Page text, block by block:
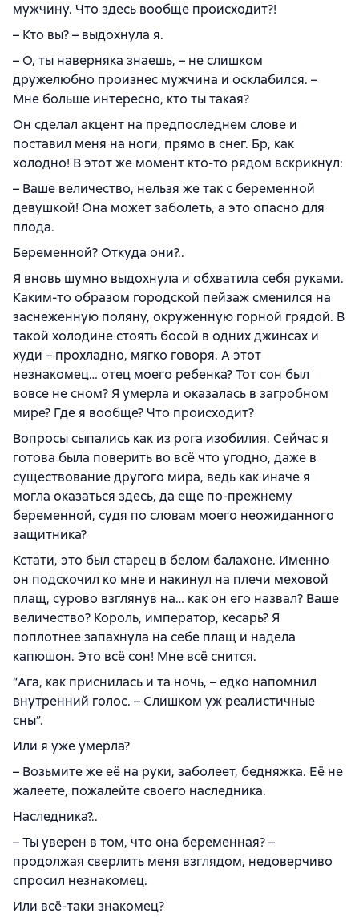
мужчину. Что здесь вообще происходит?!
– Кто вы? – выдохнула я.
– О, ты наверняка знаешь, – не слишком
дружелюбно произнес мужчина и осклабился. –
Мне больше интересно, кто ты такая?
Он сделал акцент на предпоследнем слове и
поставил меня на ноги, прямо в снег. Бр, как
холодно! В этот же момент кто-то рядом вскрикнул:
– Ваше величество, нельзя же так с беременной
девушкой! Она может заболеть, а это опасно для
плода.
Беременной? Откуда они?..
Я вновь шумно выдохнула и обхватила себя руками.
Каким-то образом городской пейзаж сменился на
заснеженную поляну, окруженную горной грядой. В
такой холодине стоять босой в одних джинсах и
худи – прохладно, мягко говоря. А этот
незнакомец… отец моего ребенка? Тот сон был
вовсе не сном? Я умерла и оказалась в загробном
мире? Где я вообще? Что происходит?
Вопросы сыпались как из рога изобилия. Сейчас я
готова была поверить во всё что угодно, даже в
существование другого мира, ведь как иначе я
могла оказаться здесь, да еще по-прежнему
беременной, судя по словам моего неожиданного
защитника?
Кстати, это был старец в белом балахоне. Именно
он подскочил ко мне и накинул на плечи меховой
плащ, сурово взглянув на… как он его назвал? Ваше
величество? Король, император, кесарь? Я
поплотнее запахнула на себе плащ и надела
капюшон. Это всё сон! Мне всё снится.
“Ага, как приснилась и та ночь, – едко напомнил
внутренний голос. – Слишком уж реалистичные
сны”.
Или я уже умерла?
– Возьмите же её на руки, заболеет, бедняжка. Её не
жалеете, пожалейте своего наследника.
Наследника?..
– Ты уверен в том, что она беременная? –
продолжая сверлить меня взглядом, недоверчиво
спросил незнакомец.
Или всё-таки знакомец?